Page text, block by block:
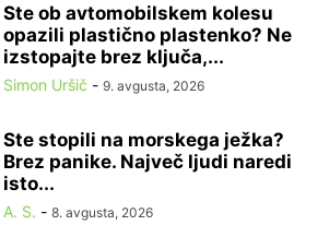
Ste ob avtomobilskem kolesu
opazili plastično plastenko? Ne
izstopajte brez ključa,...
Simon Uršič - 9. avgusta, 2026
Ste stopili na morskega ježka?
Brez panike. Največ ljudi naredi
isto...
A. S. - 8. avgusta, 2026